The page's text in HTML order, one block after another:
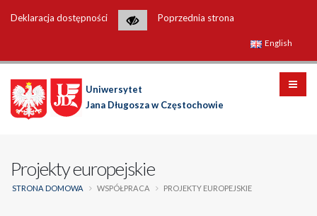
Deklaracja dostępności Poprzednia strona
English
Uniwersytet
Jana Długosza w Częstochowie
Projekty europejskie
STRONA DOMOWA WSPÓŁPRACA PROJEKTY EUROPEJSKIE